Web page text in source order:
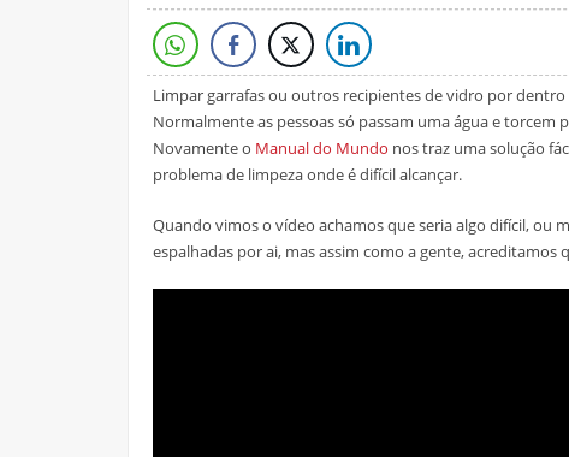
Limpar garrafas ou outros recipientes de vidro por
Normalmente as pessoas só passam uma água e torcem
Novamente o Manual do Mundo nos traz uma solução
problema de limpeza onde é difícil alcançar.
Quando vimos o vídeo achamos que seria algo difícil, ou
espalhadas por ai, mas assim como a gente, acreditamos